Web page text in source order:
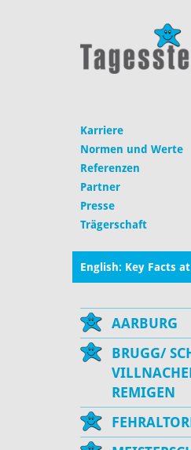
Karriere
Normen und Werte
Referenzen
Partner
Presse
Trägerschaft
English: Key Facts
AARBURG
BRUGG/
REMIGEN